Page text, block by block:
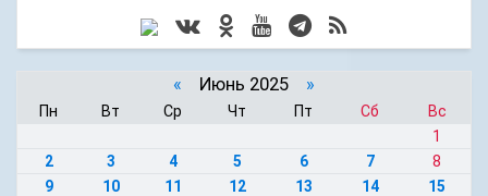
« Июнь 2025 »
Пн Вт Ср Чт Пт Сб
Вс
1
2
3 4 5 6 7
8
9
10 11 12 13 14
15